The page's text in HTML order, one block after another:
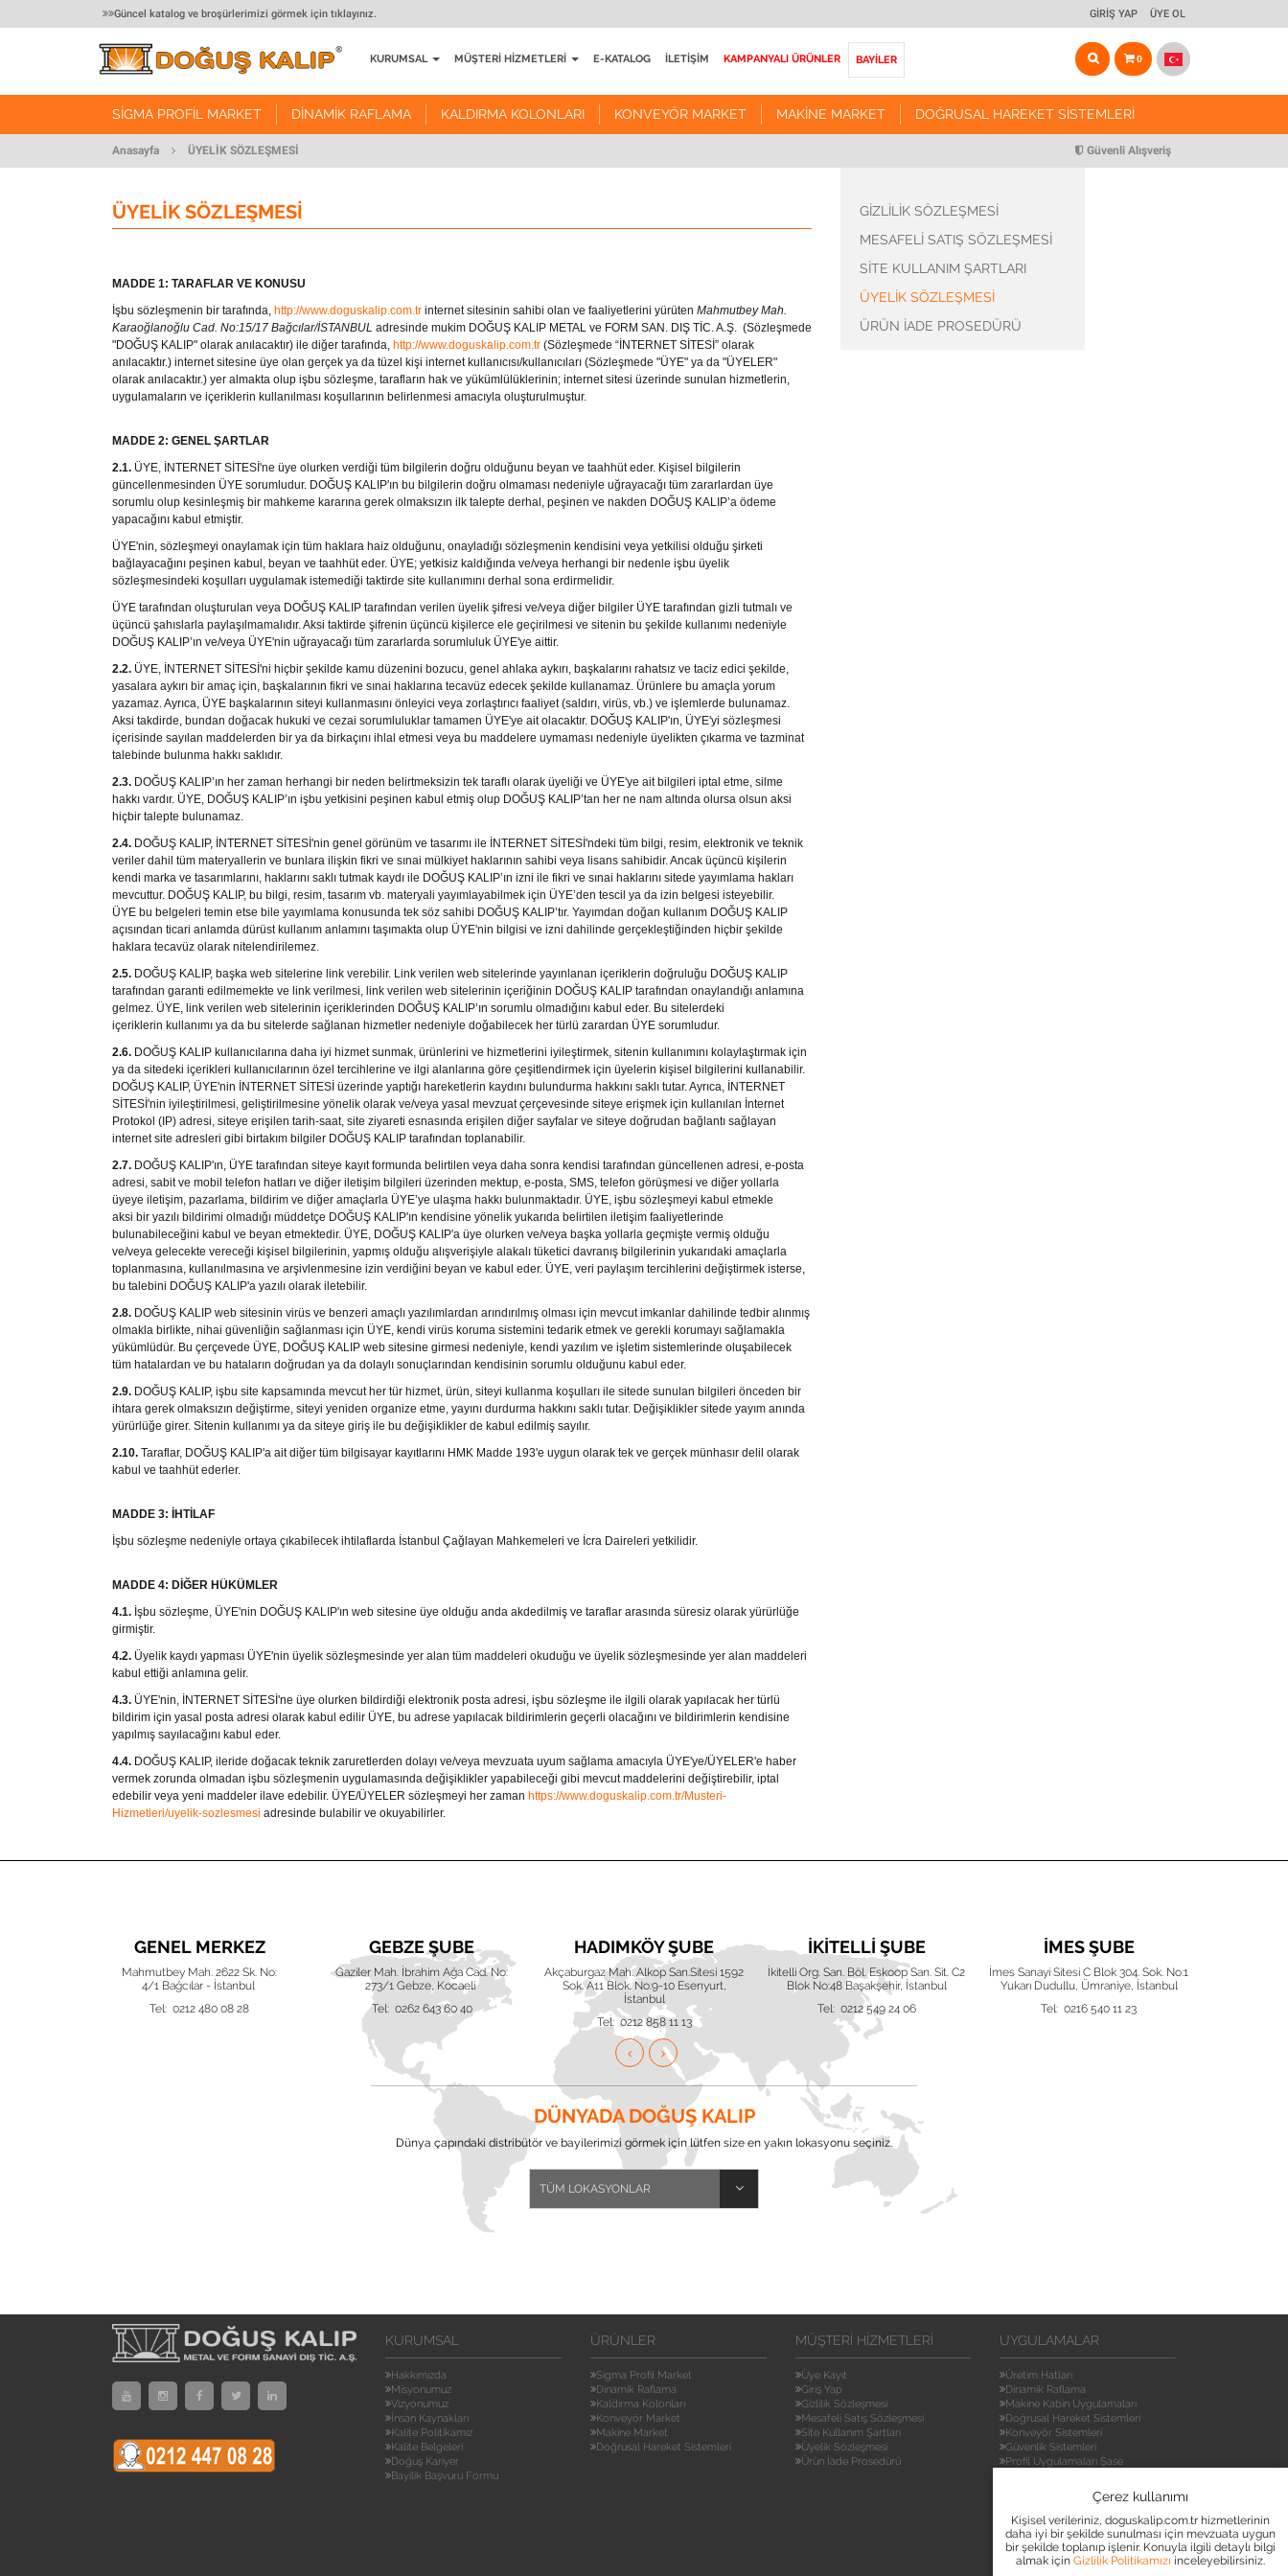
Güncel katalog ve broşürlerimizi görmek için tıklayınız. GIRIŞ YAP ÜYE OL
KURUMSAL
Misyonumuz
Öneri ve Şikayet Formu
MÜŞTERI HIZMETLERI
Mesafeli Satış Sözleşmesi
E-KATALOG İLETIŞIM KAMPANYALI ÜRÜNLER BAYİLER 0
SIGMA PROFIL MARKET
SIGMA PROFIL MARKET
Bağlantı Ekipmanları
Avadanlık Stantları
Çalışma Masaları
Güvenlik Ekipmanları
Taşıma Arabaları
Profil Uygulamaları Şase
Üretim Hatları
DINAMIK RAFLAMA KALDIRMA KOLONLARI KONVEYÖR MARKET MAKINE MARKET
Kremayer ve Pinyon Dişliler
İndüksiyonlu Miller
DOĞRUSAL HAREKET SISTEMLERI
DOĞRUSAL HAREKET SISTEMLERI
Manuel Yataklama Sistemleri
Yataklama Aksesuarları
Anasayfa ÜYELIK SÖZLEŞMESI Güvenli Alışveriş
ÜYELIK SÖZLEŞMESI
MADDE 1: TARAFLAR VE KONUSU
İşbu sözleşmenin bir tarafında, http://www.doguskalip.com.tr internet sitesinin sahibi olan ve faaliyetlerini yürüten Mahmutbey Mah.
Karaoğlanoğlu Cad. No:15/17 Bağcılar/İSTANBUL adresinde mukim DOĞUŞ KALIP METAL ve FORM SAN. DIŞ TİC. A.Ş. (Sözleşmede
"DOĞUŞ KALIP" olarak anılacaktır) ile diğer tarafında, http://www.doguskalip.com.tr (Sözleşmede “İNTERNET SİTESİ” olarak
anılacaktır.) internet sitesine üye olan gerçek ya da tüzel kişi internet kullanıcısı/kullanıcıları (Sözleşmede "ÜYE" ya da "ÜYELER"
olarak anılacaktır.) yer almakta olup işbu sözleşme, tarafların hak ve yükümlülüklerinin; internet sitesi üzerinde sunulan hizmetlerin,
uygulamaların ve içeriklerin kullanılması koşullarının belirlenmesi amacıyla oluşturulmuştur.
MADDE 2: GENEL ŞARTLAR
2.1. ÜYE, İNTERNET SİTESİ'ne üye olurken verdiği tüm bilgilerin doğru olduğunu beyan ve taahhüt eder. Kişisel bilgilerin
güncellenmesinden ÜYE sorumludur. DOĞUŞ KALIP'ın bu bilgilerin doğru olmaması nedeniyle uğrayacağı tüm zararlardan üye
sorumlu olup kesinleşmiş bir mahkeme kararına gerek olmaksızın ilk talepte derhal, peşinen ve nakden DOĞUŞ KALIP’a ödeme
yapacağını kabul etmiştir.
ÜYE'nin, sözleşmeyi onaylamak için tüm haklara haiz olduğunu, onayladığı sözleşmenin kendisini veya yetkilisi olduğu şirketi
bağlayacağını peşinen kabul, beyan ve taahhüt eder. ÜYE; yetkisiz kaldığında ve/veya herhangi bir nedenle işbu üyelik
sözleşmesindeki koşulları uygulamak istemediği taktirde site kullanımını derhal sona erdirmelidir.
ÜYE tarafından oluşturulan veya DOĞUŞ KALIP tarafından verilen üyelik şifresi ve/veya diğer bilgiler ÜYE tarafından gizli tutmalı ve
üçüncü şahıslarla paylaşılmamalıdır. Aksi taktirde şifrenin üçüncü kişilerce ele geçirilmesi ve sitenin bu şekilde kullanımı nedeniyle
DOĞUŞ KALIP’ın ve/veya ÜYE'nin uğrayacağı tüm zararlarda sorumluluk ÜYE'ye aittir.
2.2. ÜYE, İNTERNET SİTESİ'ni hiçbir şekilde kamu düzenini bozucu, genel ahlaka aykırı, başkalarını rahatsız ve taciz edici şekilde,
yasalara aykırı bir amaç için, başkalarının fikri ve sınai haklarına tecavüz edecek şekilde kullanamaz. Ürünlere bu amaçla yorum
yazamaz. Ayrıca, ÜYE başkalarının siteyi kullanmasını önleyici veya zorlaştırıcı faaliyet (saldırı, virüs, vb.) ve işlemlerde bulunamaz.
Aksi takdirde, bundan doğacak hukuki ve cezai sorumluluklar tamamen ÜYE'ye ait olacaktır. DOĞUŞ KALIP'ın, ÜYE'yi sözleşmesi
içerisinde sayılan maddelerden bir ya da birkaçını ihlal etmesi veya bu maddelere uymaması nedeniyle üyelikten çıkarma ve tazminat
talebinde bulunma hakkı saklıdır.
2.3. DOĞUŞ KALIP’ın her zaman herhangi bir neden belirtmeksizin tek taraflı olarak üyeliği ve ÜYE'ye ait bilgileri iptal etme, silme
hakkı vardır. ÜYE, DOĞUŞ KALIP’ın işbu yetkisini peşinen kabul etmiş olup DOĞUŞ KALIP’tan her ne nam altında olursa olsun aksi
hiçbir talepte bulunamaz.
2.4. DOĞUŞ KALIP, İNTERNET SİTESİ'nin genel görünüm ve tasarımı ile İNTERNET SİTESİ'ndeki tüm bilgi, resim, elektronik ve teknik
veriler dahil tüm materyallerin ve bunlara ilişkin fikri ve sınai mülkiyet haklarının sahibi veya lisans sahibidir. Ancak üçüncü kişilerin
kendi marka ve tasarımlarını, haklarını saklı tutmak kaydı ile DOĞUŞ KALIP’ın izni ile fikri ve sınai haklarını sitede yayımlama hakları
mevcuttur. DOĞUŞ KALIP, bu bilgi, resim, tasarım vb. materyali yayımlayabilmek için ÜYE’den tescil ya da izin belgesi isteyebilir.
ÜYE bu belgeleri temin etse bile yayımlama konusunda tek söz sahibi DOĞUŞ KALIP’tır. Yayımdan doğan kullanım DOĞUŞ KALIP
açısından ticari anlamda dürüst kullanım anlamını taşımakta olup ÜYE'nin bilgisi ve izni dahilinde gerçekleştiğinden hiçbir şekilde
haklara tecavüz olarak nitelendirilemez.
2.5. DOĞUŞ KALIP, başka web sitelerine link verebilir. Link verilen web sitelerinde yayınlanan içeriklerin doğruluğu DOĞUŞ KALIP
tarafından garanti edilmemekte ve link verilmesi, link verilen web sitelerinin içeriğinin DOĞUŞ KALIP tarafından onaylandığı anlamına
gelmez. ÜYE, link verilen web sitelerinin içeriklerinden DOĞUŞ KALIP’ın sorumlu olmadığını kabul eder. Bu sitelerdeki
içeriklerin kullanımı ya da bu sitelerde sağlanan hizmetler nedeniyle doğabilecek her türlü zarardan ÜYE sorumludur.
2.6. DOĞUŞ KALIP kullanıcılarına daha iyi hizmet sunmak, ürünlerini ve hizmetlerini iyileştirmek, sitenin kullanımını kolaylaştırmak için
ya da sitedeki içerikleri kullanıcılarının özel tercihlerine ve ilgi alanlarına göre çeşitlendirmek için üyelerin kişisel bilgilerini kullanabilir.
DOĞUŞ KALIP, ÜYE'nin İNTERNET SİTESİ üzerinde yaptığı hareketlerin kaydını bulundurma hakkını saklı tutar. Ayrıca, İNTERNET
SİTESİ'nin iyileştirilmesi, geliştirilmesine yönelik olarak ve/veya yasal mevzuat çerçevesinde siteye erişmek için kullanılan İnternet
Protokol (IP) adresi, siteye erişilen tarih-saat, site ziyareti esnasında erişilen diğer sayfalar ve siteye doğrudan bağlantı sağlayan
internet site adresleri gibi birtakım bilgiler DOĞUŞ KALIP tarafından toplanabilir.
2.7. DOĞUŞ KALIP'ın, ÜYE tarafından siteye kayıt formunda belirtilen veya daha sonra kendisi tarafından güncellenen adresi, e-posta
adresi, sabit ve mobil telefon hatları ve diğer iletişim bilgileri üzerinden mektup, e-posta, SMS, telefon görüşmesi ve diğer yollarla
üyeye iletişim, pazarlama, bildirim ve diğer amaçlarla ÜYE’ye ulaşma hakkı bulunmaktadır. ÜYE, işbu sözleşmeyi kabul etmekle
aksi bir yazılı bildirimi olmadığı müddetçe DOĞUŞ KALIP'ın kendisine yönelik yukarıda belirtilen iletişim faaliyetlerinde
bulunabileceğini kabul ve beyan etmektedir. ÜYE, DOĞUŞ KALIP'a üye olurken ve/veya başka yollarla geçmişte vermiş olduğu
ve/veya gelecekte vereceği kişisel bilgilerinin, yapmış olduğu alışverişiyle alakalı tüketici davranış bilgilerinin yukarıdaki amaçlarla
toplanmasına, kullanılmasına ve arşivlenmesine izin verdiğini beyan ve kabul eder. ÜYE, veri paylaşım tercihlerini değiştirmek isterse,
bu talebini DOĞUŞ KALIP'a yazılı olarak iletebilir.
2.8. DOĞUŞ KALIP web sitesinin virüs ve benzeri amaçlı yazılımlardan arındırılmış olması için mevcut imkanlar dahilinde tedbir alınmış
olmakla birlikte, nihai güvenliğin sağlanması için ÜYE, kendi virüs koruma sistemini tedarik etmek ve gerekli korumayı sağlamakla
yükümlüdür. Bu çerçevede ÜYE, DOĞUŞ KALIP web sitesine girmesi nedeniyle, kendi yazılım ve işletim sistemlerinde oluşabilecek
tüm hatalardan ve bu hataların doğrudan ya da dolaylı sonuçlarından kendisinin sorumlu olduğunu kabul eder.
2.9. DOĞUŞ KALIP, işbu site kapsamında mevcut her tür hizmet, ürün, siteyi kullanma koşulları ile sitede sunulan bilgileri önceden bir
ihtara gerek olmaksızın değiştirme, siteyi yeniden organize etme, yayını durdurma hakkını saklı tutar. Değişiklikler sitede yayım anında
yürürlüğe girer. Sitenin kullanımı ya da siteye giriş ile bu değişiklikler de kabul edilmiş sayılır.
2.10. Taraflar, DOĞUŞ KALIP'a ait diğer tüm bilgisayar kayıtlarını HMK Madde 193'e uygun olarak tek ve gerçek münhasır delil olarak
kabul ve taahhüt ederler.
MADDE 3: İHTİLAF
İşbu sözleşme nedeniyle ortaya çıkabilecek ihtilaflarda İstanbul Çağlayan Mahkemeleri ve İcra Daireleri yetkilidir.
MADDE 4: DİĞER HÜKÜMLER
4.1. İşbu sözleşme, ÜYE'nin DOĞUŞ KALIP'ın web sitesine üye olduğu anda akdedilmiş ve taraflar arasında süresiz olarak yürürlüğe
girmiştir.
4.2. Üyelik kaydı yapması ÜYE'nin üyelik sözleşmesinde yer alan tüm maddeleri okuduğu ve üyelik sözleşmesinde yer alan maddeleri
kabul ettiği anlamına gelir.
4.3. ÜYE'nin, İNTERNET SİTESİ'ne üye olurken bildirdiği elektronik posta adresi, işbu sözleşme ile ilgili olarak yapılacak her türlü
bildirim için yasal posta adresi olarak kabul edilir ÜYE, bu adrese yapılacak bildirimlerin geçerli olacağını ve bildirimlerin kendisine
yapılmış sayılacağını kabul eder.
4.4. DOĞUŞ KALIP, ileride doğacak teknik zaruretlerden dolayı ve/veya mevzuata uyum sağlama amacıyla ÜYE'ye/ÜYELER'e haber
vermek zorunda olmadan işbu sözleşmenin uygulamasında değişiklikler yapabileceği gibi mevcut maddelerini değiştirebilir, iptal
edebilir veya yeni maddeler ilave edebilir. ÜYE/ÜYELER sözleşmeyi her zaman https://www.doguskalip.com.tr/Musteri-
Hizmetleri/uyelik-sozlesmesi adresinde bulabilir ve okuyabilirler.
GIZLILIK SÖZLEŞMESI
MESAFELI SATIŞ SÖZLEŞMESI
SITE KULLANIM ŞARTLARI
ÜYELIK SÖZLEŞMESI
ÜRÜN İADE PROSEDÜRÜ
GENEL MERKEZ
Mahmutbey Mah. 2622 Sk. No:
4/1 Bağcılar - İstanbul
Tel: 0212 480 08 28
GEBZE ŞUBE
Gaziler Mah. İbrahim Ağa Cad. No:
273/1 Gebze, Kocaeli
Tel: 0262 643 60 40
HADIMKÖY ŞUBE
Akçaburgaz Mah. Alkop San.Sitesi 1592
Sok. A11 Blok. No:9-10 Esenyurt,
İstanbul
Tel: 0212 858 11 13
İKITELLI ŞUBE
İkitelli Org. San. Böl. Eskoop San. Sit. C2
Blok No:48 Başakşehir, İstanbul
Tel: 0212 549 24 06
İMES ŞUBE
İmes Sanayi Sitesi C Blok 304. Sok. No:1
Yukarı Dudullu, Ümraniye, İstanbul
Tel: 0216 540 11 23
DÜNYADA DOĞUŞ KALIP
Dünya çapındaki distribütör ve bayilerimizi görmek için lütfen size en yakın lokasyonu seçiniz.
KURUMSAL
Hakkımızda
Misyonumuz
Vizyonumuz
İnsan Kaynakları
Kalite Politikamız
Kalite Belgeleri
Doğuş Kariyer
Bayilik Başvuru Formu
ÜRÜNLER
Sigma Profil Market
Dinamik Raflama
Kaldırma Kolonları
Konveyör Market
Makine Market
Doğrusal Hareket Sistemleri
MÜŞTERI HIZMETLERI
Üye Kayıt
Giriş Yap
Gizlilik Sözleşmesi
Mesafeli Satış Sözleşmesi
Site Kullanım Şartları
Üyelik Sözleşmesi
Ürün İade Prosedürü
UYGULAMALAR
Üretim Hatları
Dinamik Raflama
Makine Kabin Uygulamaları
Doğrusal Hareket Sistemleri
Konveyör Sistemleri
Güvenlik Sistemleri
Profil Uygulamaları Şase
Stant Pano Uygulamaları
Mekatronik Sistemler
Robotik Market
CNC
Kaldırma Kolonları
Çerez kullanımı
Kişisel verileriniz, doguskalip.com.tr hizmetlerinin
daha iyi bir şekilde sunulması için mevzuata uygun
bir şekilde toplanıp işlenir. Konuyla ilgili detaylı bilgi
almak için Gizlilik Politikamızı inceleyebilirsiniz.